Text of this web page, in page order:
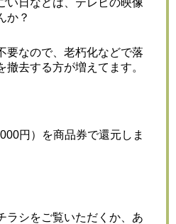
い日などは、テレビの映像
か？
要なので、老朽化などで落
去する方が増えてます。
円）を商品券で還元しま
ラシをご覧いただくか、あ